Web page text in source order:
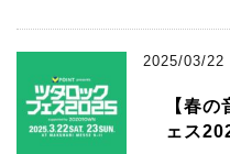
2025/03/22
【春
ェス